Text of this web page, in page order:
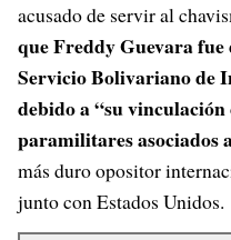
acusado de servir al
que Freddy Guevara
Servicio Bolivariano de
debido a “su
paramilitares asociados
más duro opositor
junto con Estados Unidos.